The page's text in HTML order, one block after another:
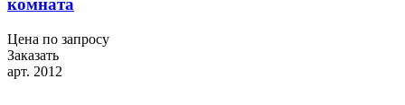
комната
Цена по запросу
Заказать
арт. 2012